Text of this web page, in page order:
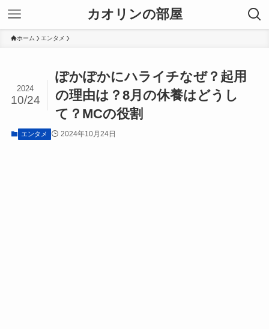
カオリンの部屋
ホーム エンタメ
ぽかぽかにハライチなぜ？起用
の理由は？8月の休養はどうし
て？MCの役割
2024
10/24
エンタメ 2024年10月24日